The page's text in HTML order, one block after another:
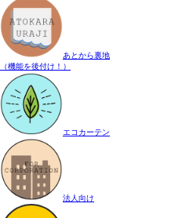
あとから裏地
（機能を後付け！）
エコカーテン
法人向け